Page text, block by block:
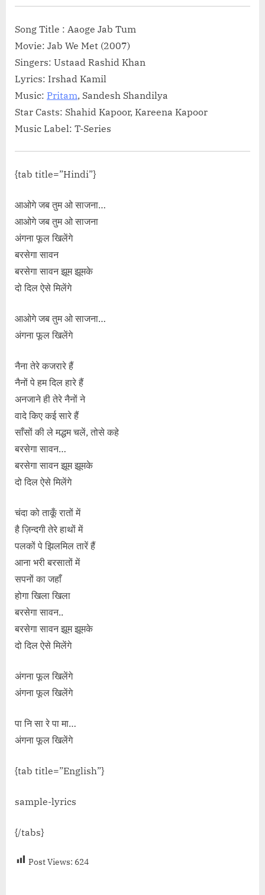
span> »</a></p>
Song Title : Aaoge Jab Tum
Movie: Jab We Met (2007)
Singers: Ustaad Rashid Khan
Lyrics: Irshad Kamil
Music: Pritam, Sandesh Shandilya
Star Casts: Shahid Kapoor, Kareena Kapoor
Music Label: T-Series
{tab title=”Hindi”}
आओगे जब तुम ओ साजना…
आओगे जब तुम ओ साजना
अंगना फूल खिलेंगे
बरसेगा सावन
बरसेगा सावन झूम झूमके
दो दिल ऐसे मिलेंगे
आओगे जब तुम ओ साजना…
अंगना फूल खिलेंगे
नैना तेरे कजरारे हैं
नैनों पे हम दिल हारे हैं
अनजाने ही तेरे नैनों ने
वादे किए कई सारे हैं
साँसों की ले मद्धम चलें, तोसे कहे
बरसेगा सावन…
बरसेगा सावन झूम झूमके
दो दिल ऐसे मिलेंगे
चंदा को ताकूँ रातों में
है ज़िन्दगी तेरे हाथों में
पलकों पे झिलमिल तारें हैं
आना भरी बरसातों में
सपनों का जहाँ
होगा खिला खिला
बरसेगा सावन..
बरसेगा सावन झूम झूमके
दो दिल ऐसे मिलेंगे
अंगना फूल खिलेंगे
अंगना फूल खिलेंगे
पा नि सा रे पा मा…
अंगना फूल खिलेंगे
{tab title=”English”}
sample-lyrics
{/tabs}
Post Views: 624